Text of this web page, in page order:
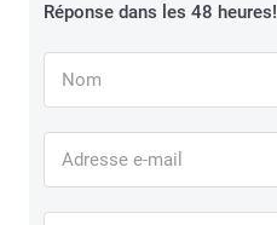
Réponse dans les 48 heures!